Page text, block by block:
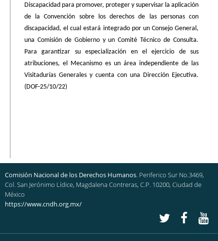
Discapacidad para promover, proteger y supervisar la aplicación
de la Convención sobre los derechos de las personas con
discapacidad, el cual estará integrado por un Consejo General,
una Comisión de Gobierno y un Comité Técnico de Consulta.
Para garantizar su especialización en el ejercicio de sus
atribuciones, el Mecanismo es un área independiente de las
Visitadurías Generales y cuenta con una Dirección Ejecutiva.
(DOF-25/10/22)
Comisión Nacional de los Derechos Humanos. Periferico Sur No.3469,
Col. San Jerónimo Lídice, Magdalena Contreras, C.P. 10200, Ciudad de
México
https://www.cndh.org.mx/